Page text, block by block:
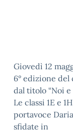
Giovedì 12
6° edizione
dal titolo “Noi e
Le classi 1E e
portavoce
sfidate in